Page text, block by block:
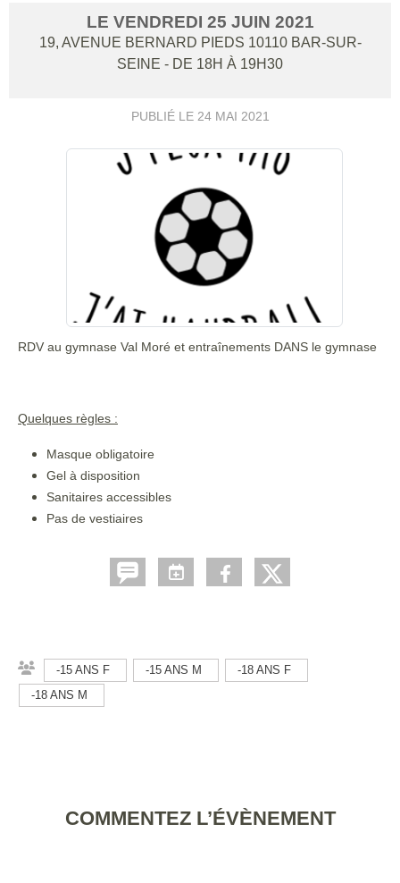
LE VENDREDI 25 JUIN 2021
19, AVENUE BERNARD PIEDS 10110 BAR-SUR-
SEINE - DE 18H À 19H30
PUBLIÉ LE 24 MAI 2021
RDV au gymnase Val Moré et entraînements DANS le gymnase
Quelques règles :
Masque obligatoire
Gel à disposition
Sanitaires accessibles
Pas de vestiaires
-15 ANS F -15 ANS M
-18 ANS F
-18 ANS M
COMMENTEZ L’ÉVÈNEMENT